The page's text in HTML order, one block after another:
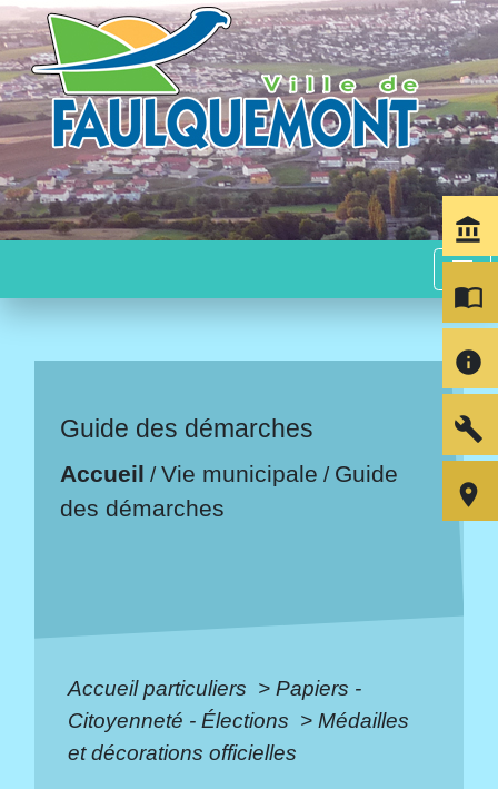
menu
Guide des démarches
Accueil /Vie municipale / Guide
des démarches
Accueil particuliers > Papiers -
Citoyenneté - Élections > Médailles
et décorations officielles
account_balance
import_contacts
info
build
room